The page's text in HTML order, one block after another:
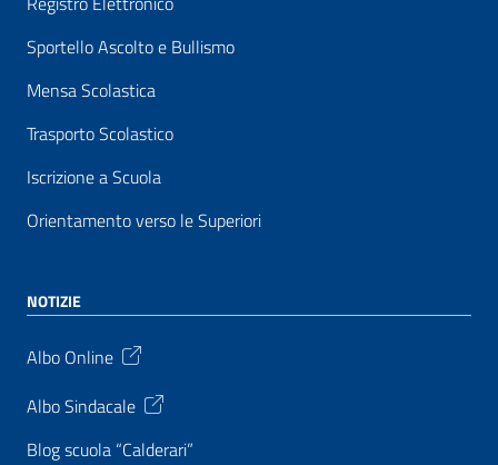
Sportello Ascolto e Bullismo
Mensa Scolastica
Trasporto Scolastico
Iscrizione a Scuola
Orientamento verso le Superiori
NOTIZIE
Albo Online
Albo Sindacale
Blog scuola “Calderari”